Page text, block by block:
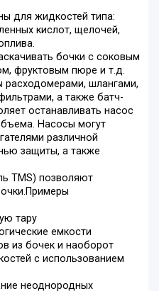
для жидкостей типа:
кислот, щелочей,
бочки с соковым
фруктовым пюре и т.д.
шлангами,
а также батч-
останавливать насос
Насосы могут
различной
защиты, а также
TMS) позволяют
тару
емкости
из бочек и наоборот
с использованием
неоднородных